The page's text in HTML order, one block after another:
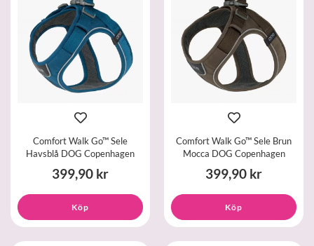
Comfort Walk Go™ Sele
Havsblå DOG Copenhagen
399,90 kr
Köp
Comfort Walk Go™ Sele Brun
Mocca DOG Copenhagen
399,90 kr
Köp